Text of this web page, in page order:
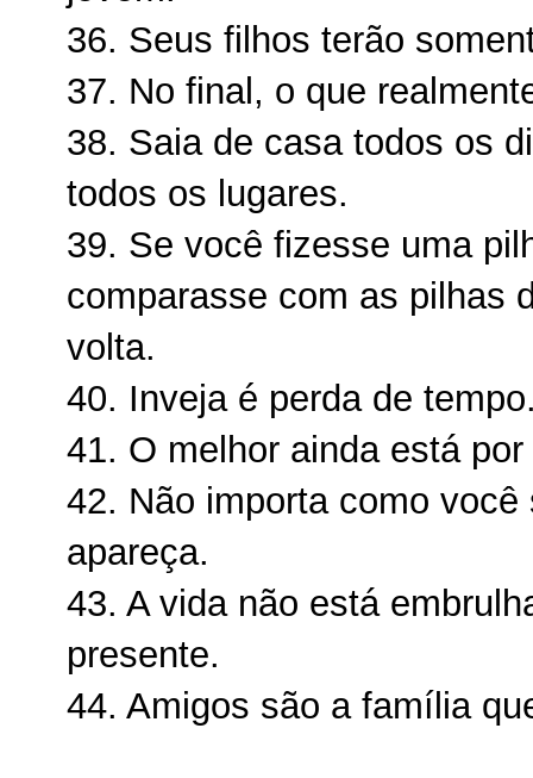
36. Seus filhos terão
37. No final, o que
38. Saia de casa todos os
todos os lugares.
39. Se você fizesse uma
comparasse com as pilhas
volta.
40. Inveja é perda de
41. O melhor ainda está por
42. Não importa como
apareça.
43. A vida não está
presente.
44. Amigos são a família